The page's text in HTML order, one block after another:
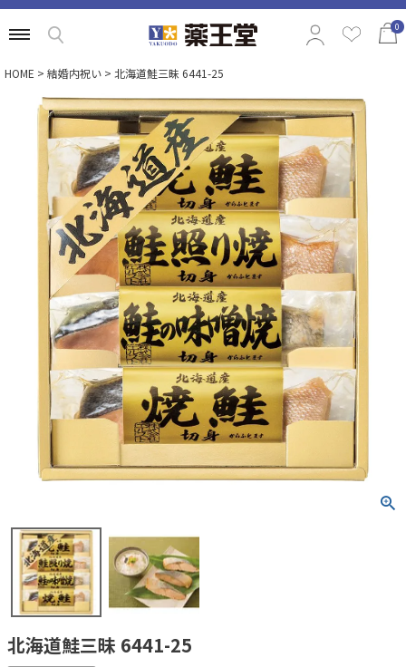
0
特集から選ぶ
商品の価格から選ぶ
定番ギフトから選ぶ
相手別のおすすめギフトから選ぶ
HOME 結婚内祝い 北海道鮭三昧 6441-25
北海道鮭三昧 6441-25